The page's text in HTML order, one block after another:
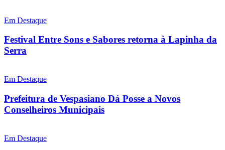
Em Destaque
Festival Entre Sons e Sabores retorna à Lapinha da
Serra
Em Destaque
Prefeitura de Vespasiano Dá Posse a Novos
Conselheiros Municipais
Em Destaque